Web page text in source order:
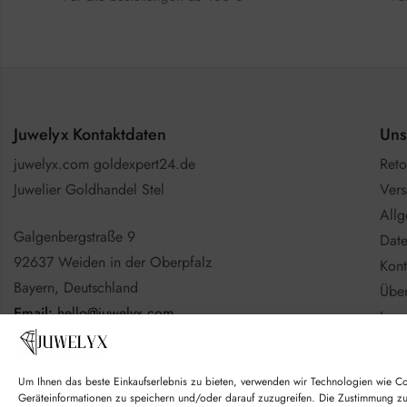
Um Ihnen das beste Einkaufserlebnis zu bieten, verwenden wir Technologien wie
Geräteinformationen zu speichern und/oder darauf zuzugreifen. Die Zustimmung
Juwelyx Kontaktdaten
juwelyx.com goldexpert24.de
Juwelier Goldhandel Stel
Galgenbergstraße 9
92637 Weiden in der Oberpfalz
Bayern, Deutschland
Email:hello@juwelyx.com
Nutzen Sie gerne das